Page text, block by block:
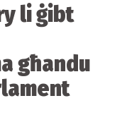
li ġibt
għandu